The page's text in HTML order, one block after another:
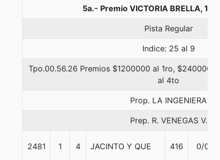
5a.- Premio VICTORIA BRELLA,
Pista Regular
Indice: 25 al 9
Tpo.00.56.26 Premios $1200000 al 1ro, $240000
al 4to
Prop. LA INGENIERA
Prep. R. VENEGAS V.
2481 1 4 JACINTO Y QUE 416 0/0